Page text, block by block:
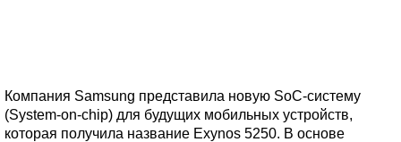
Компания Samsung представила новую SoC-систему
(System-on-chip) для будущих мобильных устройств,
которая получила название Exynos 5250. В основе